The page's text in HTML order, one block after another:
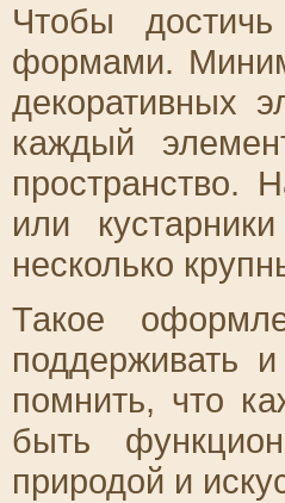
Чтобы
формами.
декоративных
каждый
пространство.
или
несколько
Такое
поддерживать
помнить, что
быть
природой и